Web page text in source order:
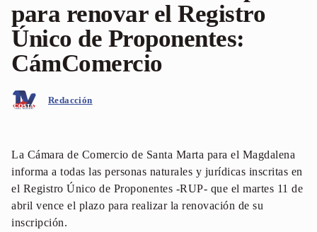
para renovar el Registro
Único de Proponentes:
CámComercio
Redacción
La Cámara de Comercio de Santa Marta para el Magdalena
informa a todas las personas naturales y jurídicas inscritas en
el Registro Único de Proponentes -RUP- que el martes 11 de
abril vence el plazo para realizar la renovación de su
inscripción.